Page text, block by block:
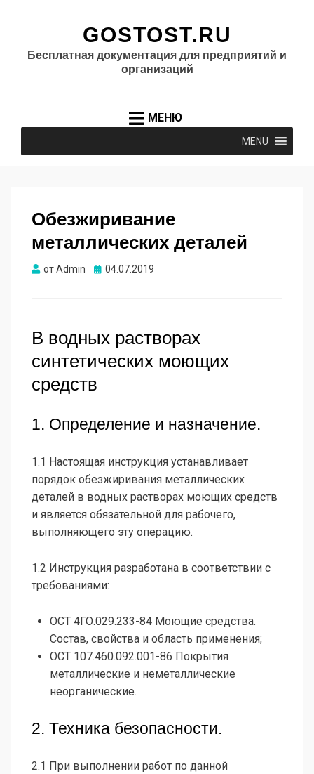
GOSTOST.RU
Бесплатная документация для предприятий и
организаций
МЕНЮ
MENU
Обезжиривание
металлических деталей
отAdmin Опубликовано
04.07.2019
В водных растворах
синтетических моющих
средств
1. Определение и назначение.
1.1 Настоящая инструкция устанавливает
порядок обезжиривания металлических
деталей в водных растворах моющих средств
и является обязательной для рабочего,
выполняющего эту операцию.
1.2 Инструкция разработана в соответствии с
требованиями:
ОСТ 4ГО.029.233-84 Моющие средства.
Состав, свойства и область применения;
ОСТ 107.460.092.001-86 Покрытия
металлические и неметаллические
неорганические.
2. Техника безопасности.
2.1 При выполнении работ по данной